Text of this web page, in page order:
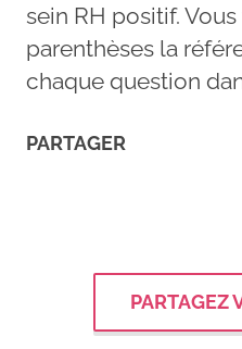
sein RH positif.
parenthèses la
chaque question
PARTAGER
PARTAGEZ